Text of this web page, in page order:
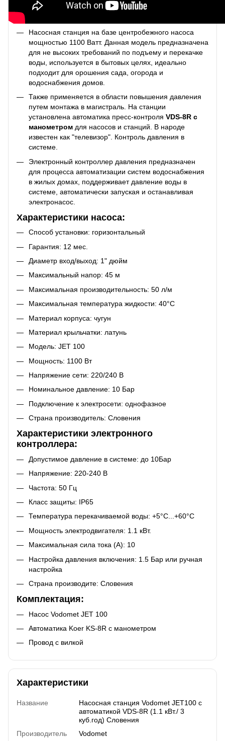
Насосная станция на базе центробежного насоса
мощностью 1100 Ватт. Данная модель предназначена
для не высоких требований по подъему и перекачке
воды, используется в бытовых целях, идеально
подходит для орошения сада, огорода и
водоснабжения домов.
Также применяется в области повышения давления
путем монтажа в магистраль. На станции
установлена автоматика пресс-контроля VDS-8R с
манометром для насосов и станций. В народе
известен как "телевизор". Контроль давления в
системе.
Электронный контроллер давления предназначен
для процесса автоматизации систем водоснабжения
в жилых домах, поддерживает давление воды в
системе, автоматически запуская и останавливая
электронасос.
Характеристики насоса:
Способ установки: горизонтальный
Гарантия: 12 мес.
Диаметр вход/выход: 1" дюйм
Максимальный напор: 45 м
Максимальная производительность: 50 л/м
Максимальная температура жидкости: 40°C
Материал корпуса: чугун
Материал крыльчатки: латунь
Модель: JET 100
Мощность: 1100 Вт
Напряжение сети: 220/240 В
Номинальное давление: 10 Бар
Подключение к электросети: однофазное
Страна производитель: Словения
Характеристики электронного
контроллера:
Допустимое давление в системе: до 10Бар
Напряжение: 220-240 В
Частота: 50 Гц
Класс защиты: IP65
Температура перекачиваемой воды: +5°C...+60°C
Мощность электродвигателя: 1.1 кВт.
Максимальная сила тока (А): 10
Настройка давления включения: 1.5 Бар или ручная
настройка
Страна производите: Словения
Комплектация:
Насос Vodomet JET 100
Автоматика Koer KS-8R с манометром
Провод с вилкой
Характеристики
Название
Насосная станция Vodomet JET100 с
автоматикой VDS-8R (1.1 кВт./ 3
куб.год) Словения
Производитель
Vodomet